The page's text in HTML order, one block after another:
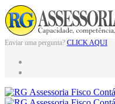
Enviar uma pergunta? CLICK AQUI